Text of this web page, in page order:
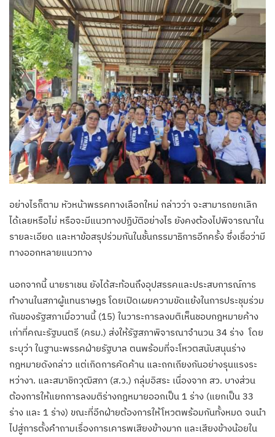
อย่างไรก็ตาม หัวหน้าพรรคทางเลือกใหม่ กล่าวว่า จะสามารถยกเลิก
ได้เลยหรือไม่ หรือจะมีแนวทางปฏิบัติอย่างไร ยังคงต้องไปพิจารณาใน
รายละเอียด และหาข้อสรุปร่วมกันในชั้นกรรมาธิการอีกครั้ง ซึ่งเชื่อว่ามี
ทางออกหลายแนวทาง
นอกจากนี้ นายราเชน ยังได้สะท้อนถึงอุปสรรคและประสบการณ์การ
ทำงานในสภาผู้แทนราษฎร โดยเปิดเผยความขัดแย้งในการประชุมร่วม
กันของรัฐสภาเมื่อวานนี้ (15) ในวาระการลงมติเห็นชอบกฎหมายค้าง
เก่าที่คณะรัฐมนตรี (ครม.) ส่งให้รัฐสภาพิจารณาจำนวน 34 ร่าง โดย
ระบุว่า ในฐานะพรรคฝ่ายรัฐบาล ตนพร้อมที่จะโหวตสนับสนุนร่าง
กฎหมายดังกล่าว แต่เกิดการคัดค้าน และถกเถียงกันอย่างรุนแรงระ
หว่างา. และสมาชิกวุฒิสภา (ส.ว.) กลุ่มอิสระ เนื่องจาก สว. บางส่วน
ต้องการให้แยกการลงมติร่างกฎหมายออกเป็น 1 ร่าง (แยกเป็น 33
ร่าง และ 1 ร่าง) ขณะที่อีกฝ่ายต้องการให้โหวตพร้อมกันทั้งหมด จนนำ
ไปสู่การตั้งคำถามเรื่องการเคารพเสียงข้างมาก และเสียงข้างน้อยใน